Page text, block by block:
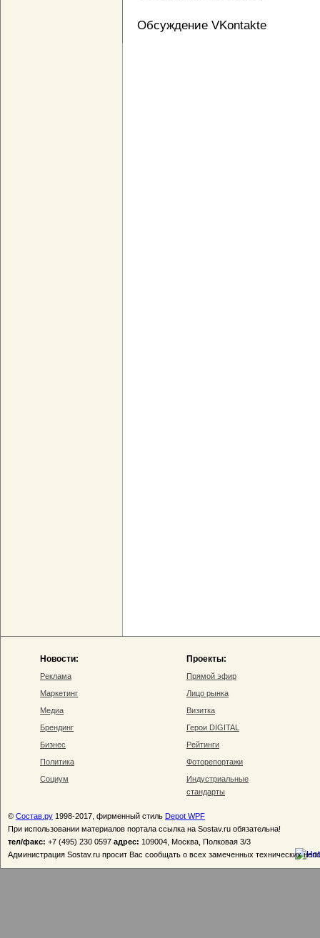
Обсуждение VKontakte
Новости:
Реклама
Маркетинг
Медиа
Брендинг
Бизнес
Политика
Социум
Проекты:
Прямой эфир
Лицо рынка
Визитка
Герои DIGITAL
Рейтинги
Фоторепортажи
Индустриальные
стандарты
© Состав.ру 1998-2017, фирменный стиль Depot WPF
При использовании материалов портала ссылка на Sostav.ru обязательна!
тел/факс: +7 (495) 230 0597 адрес: 109004, Москва, Полковая 3/3
Администрация Sostav.ru просит Вас сообщать о всех замеченных технических